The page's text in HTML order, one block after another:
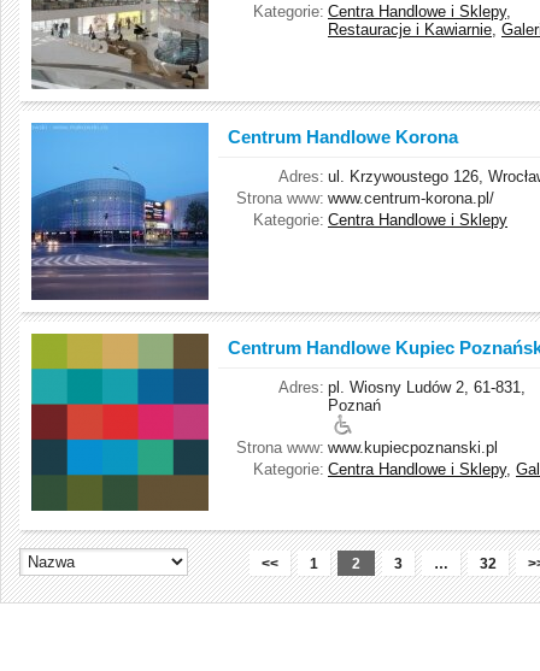
Kategorie: Centra Handlowe i Sklepy,
Restauracje i Kawiarnie,
Centrum Handlowe Korona
Adres: ul. Krzywoustego 126,
Strona www: www.centrum-korona.pl/
Kategorie: Centra Handlowe i Sklepy
Centrum Handlowe Kupiec
Adres: pl. Wiosny Ludów 2, 61-831,
Poznań
Strona www: www.kupiecpoznanski.pl
Kategorie: Centra Handlowe i Sklepy,
<< 1 2 3 … 32